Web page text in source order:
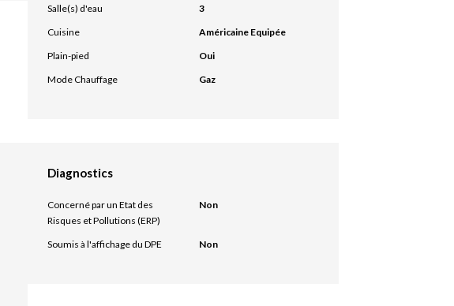
Salle(s) d'eau
3
Cuisine
Américaine Equipée
Plain-pied
Oui
Mode Chauffage
Gaz
Diagnostics
Concerné par un Etat des
Risques et Pollutions (ERP)
Non
Soumis à l'affichage du DPE Non